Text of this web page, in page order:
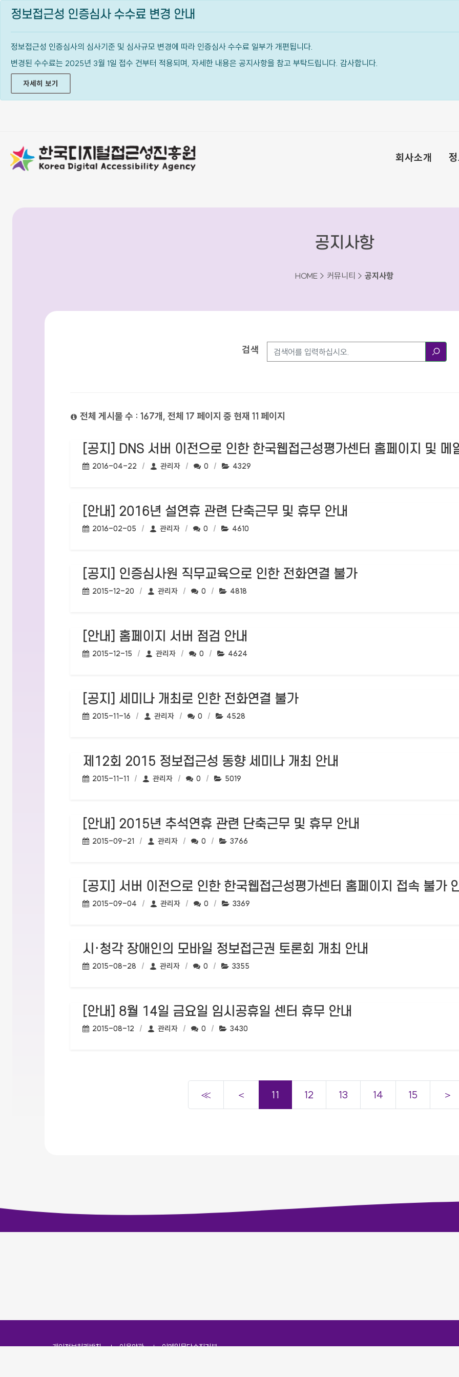
정보접근성 인증심사 수수료 변경 안내
정보접근성 인증심사의 심사기준 및 심사규모 변경에 따라 인증심사 수수료 일부가 개편됩니다.
변경된 수수료는 2025년 3월 1일 접수 건부터 적용되며, 자세한 내용은 공지사항을 참고 부탁드립니다. 감사합니다.
자세히 보기
회사소개
공지사항
HOME > 커뮤니티 > 공지사항
검색
전체 게시물 수 : 167개, 전체 17 페이지 중 현재 11 페이지
[공지] DNS 서버 이전으로 인한 한국웹접근성평가센터 홈페이지 및 메
작성일:
2016-04-22 작성자:
관리자 댓글수:
0 조회수:
4329
[안내] 2016년 설연휴 관련 단축근무 및 휴무 안내
작성일:
2016-02-05 작성자:
관리자 댓글수:
0 조회수:
4610
[공지] 인증심사원 직무교육으로 인한 전화연결 불가
작성일:
2015-12-20 작성자:
관리자 댓글수:
0 조회수:
4818
[안내] 홈페이지 서버 점검 안내
작성일:
2015-12-15 작성자:
관리자 댓글수:
0 조회수:
4624
[공지] 세미나 개최로 인한 전화연결 불가
작성일:
2015-11-16 작성자:
관리자 댓글수:
0 조회수:
4528
제12회 2015 정보접근성 동향 세미나 개최 안내
작성일:
2015-11-11 작성자:
관리자 댓글수:
0 조회수:
5019
[안내] 2015년 추석연휴 관련 단축근무 및 휴무 안내
작성일:
2015-09-21 작성자:
관리자 댓글수:
0 조회수:
3766
[공지] 서버 이전으로 인한 한국웹접근성평가센터 홈페이지 접속 불가
작성일:
2015-09-04 작성자:
관리자 댓글수:
0 조회수:
3369
시·청각 장애인의 모바일 정보접근권 토론회 개최 안내
작성일:
2015-08-28 작성자:
관리자 댓글수:
0 조회수:
3355
[안내] 8월 14일 금요일 임시공휴일 센터 휴무 안내
작성일:
2015-08-12 작성자:
관리자 댓글수:
0 조회수:
3430
≪ ＜ 11 12 13 14 15 ＞
개인정보처리방침 이용약관 이메일무단수집거부